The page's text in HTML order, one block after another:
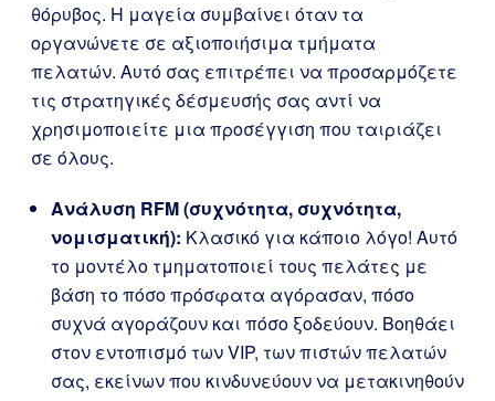
θόρυβος. Η μαγεία συμβαίνει όταν τα
οργανώνετε σε αξιοποιήσιμα τμήματα
πελατών. Αυτό σας επιτρέπει να προσαρμόζετε
τις στρατηγικές δέσμευσής σας αντί να
χρησιμοποιείτε μια προσέγγιση που ταιριάζει
σε όλους.
Ανάλυση RFM (συχνότητα, συχνότητα,
νομισματική): Κλασικό για κάποιο λόγο! Αυτό
το μοντέλο τμηματοποιεί τους πελάτες με
βάση το πόσο πρόσφατα αγόρασαν, πόσο
συχνά αγοράζουν και πόσο ξοδεύουν. Βοηθάει
στον εντοπισμό των VIP, των πιστών πελατών
σας, εκείνων που κινδυνεύουν να μετακινηθούν